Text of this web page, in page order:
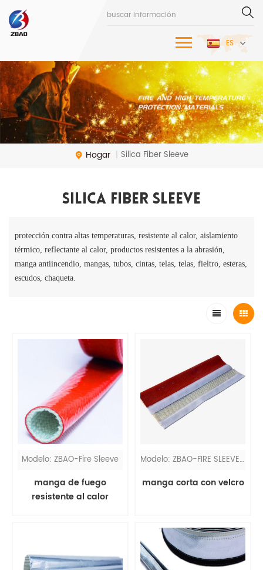
ES
Hogar | Silica Fiber Sleeve
Silica Fiber Sleeve
protección contra altas temperaturas, resistente al calor, aislamiento
térmico, reflectante al calor, productos resistentes a la abrasión,
manga antiincendio, mangas, tubos, cintas, telas, telas, fieltro, esteras,
escudos, chaqueta.
Modelo: ZBAO-Fire Sleeve
manga de fuego
resistente al calor
Modelo: ZBAO-FIRE SLEEVE VEL
manga corta con velcro